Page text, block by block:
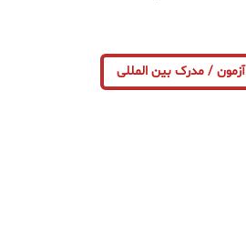
آزمون / مدرک بین المللی